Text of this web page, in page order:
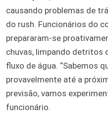
causando problemas de
do rush. Funcionários do
prepararam-se
chuvas, limpando detritos
fluxo de água. “Sabemos
provavelmente até a
previsão, vamos
funcionário.